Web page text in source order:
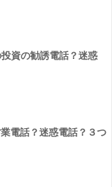
資の勧誘電話？迷惑
電話？迷惑電話？３つ